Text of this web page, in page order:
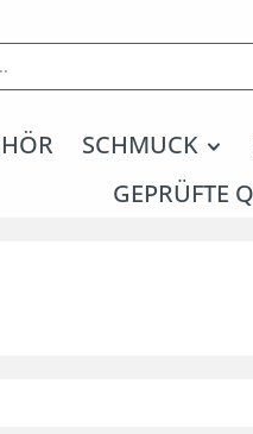
SCHMUCK
GEPRÜFTE